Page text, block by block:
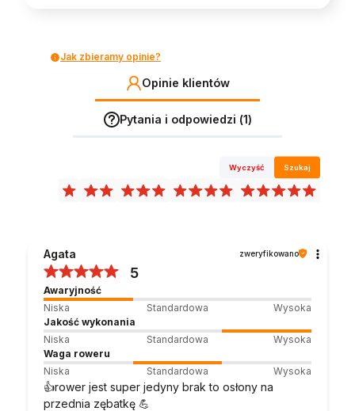
Jak zbieramy opinie?
Opinie klientów
Pytania i odpowiedzi (1)
Wyczyść Szukaj
Agata zweryfikowano
5
Awaryjność
Niska
Standardowa
Wysoka
Jakość wykonania
Niska
Standardowa
Wysoka
Waga roweru
Niska
Standardowa Wysoka
👍️rower jest super jedyny brak to osłony na
przednia zębatkę 💪